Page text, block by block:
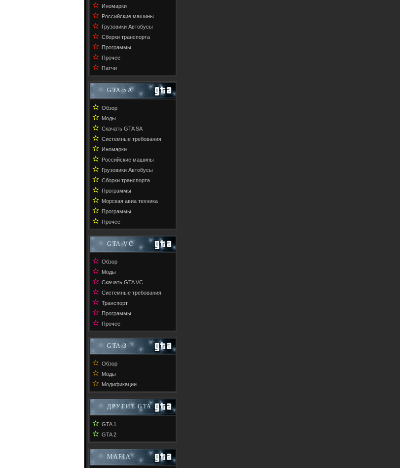
✫ Иномарки
✫ Российские машины
✫ Грузовики Автобусы
✫ Сборки транспорта
✫ Программы
✫ Прочее
✫ Патчи
GTA SA
✫ Обзор
✫ Моды
✫ Скачать GTA SA
✫ Системные требования
✫ Иномарки
✫ Российские машины
✫ Грузовики Автобусы
✫ Сборки транспорта
✫ Программы
✫ Морская авиа техника
✫ Программы
✫ Прочее
GTA VC
✫ Обзор
✫ Моды
✫ Скачать GTA VC
✫ Системные требования
✫ Транспорт
✫ Программы
✫ Прочее
GTA 3
✫ Обзор
✫ Моды
✫ Модификации
ДРУГИЕ GTA
✫ GTA 1
✫ GTA 2
MAFIA